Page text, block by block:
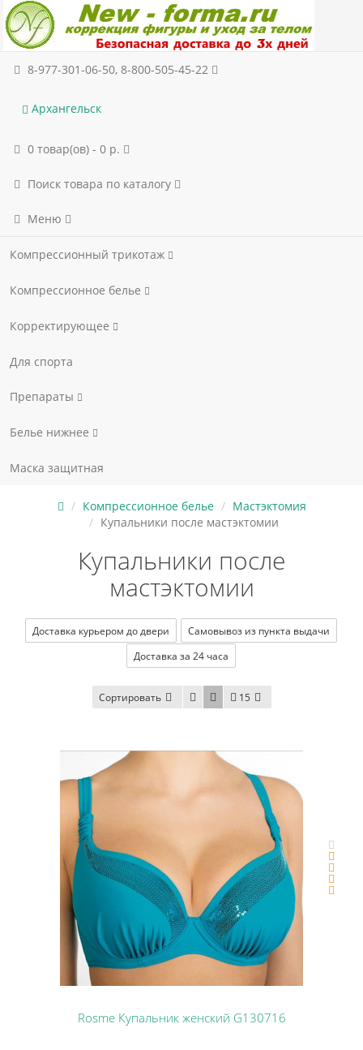
8-977-301-06-50, 8-800-505-45-22
Архангельск
0 товар(ов) - 0 р.
Поиск товара по каталогу
Меню
Компрессионный трикотаж
Компрессионное белье
Корректирующее
Для спорта
Препараты
Белье нижнее
Маска защитная
Компрессионное белье
Мастэктомия
Купальники после мастэктомии
Купальники после
мастэктомии
Доставка курьером до двери
Самовывоз из пункта выдачи
Доставка за 24 часа
Сортировать 15
Rosme Купальник женский G130716